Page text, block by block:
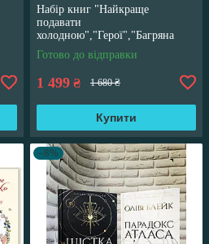
Набір книг "Найкраще
подавати
холодною","Герої","Багряна
країна" Джо Аберкромбі
Готово до відправки
1 499 ₴ 1 680 ₴
Купити
–8%